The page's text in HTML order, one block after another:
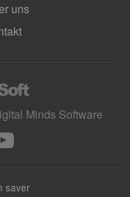
uns
Minds Software
saver